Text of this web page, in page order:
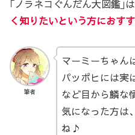
｢ノラネコぐんだん大図鑑｣は
く知りたいという方におす
筆者
マーミーちゃ
パッポヒには
など目から鱗な
気になった方は
ね♪